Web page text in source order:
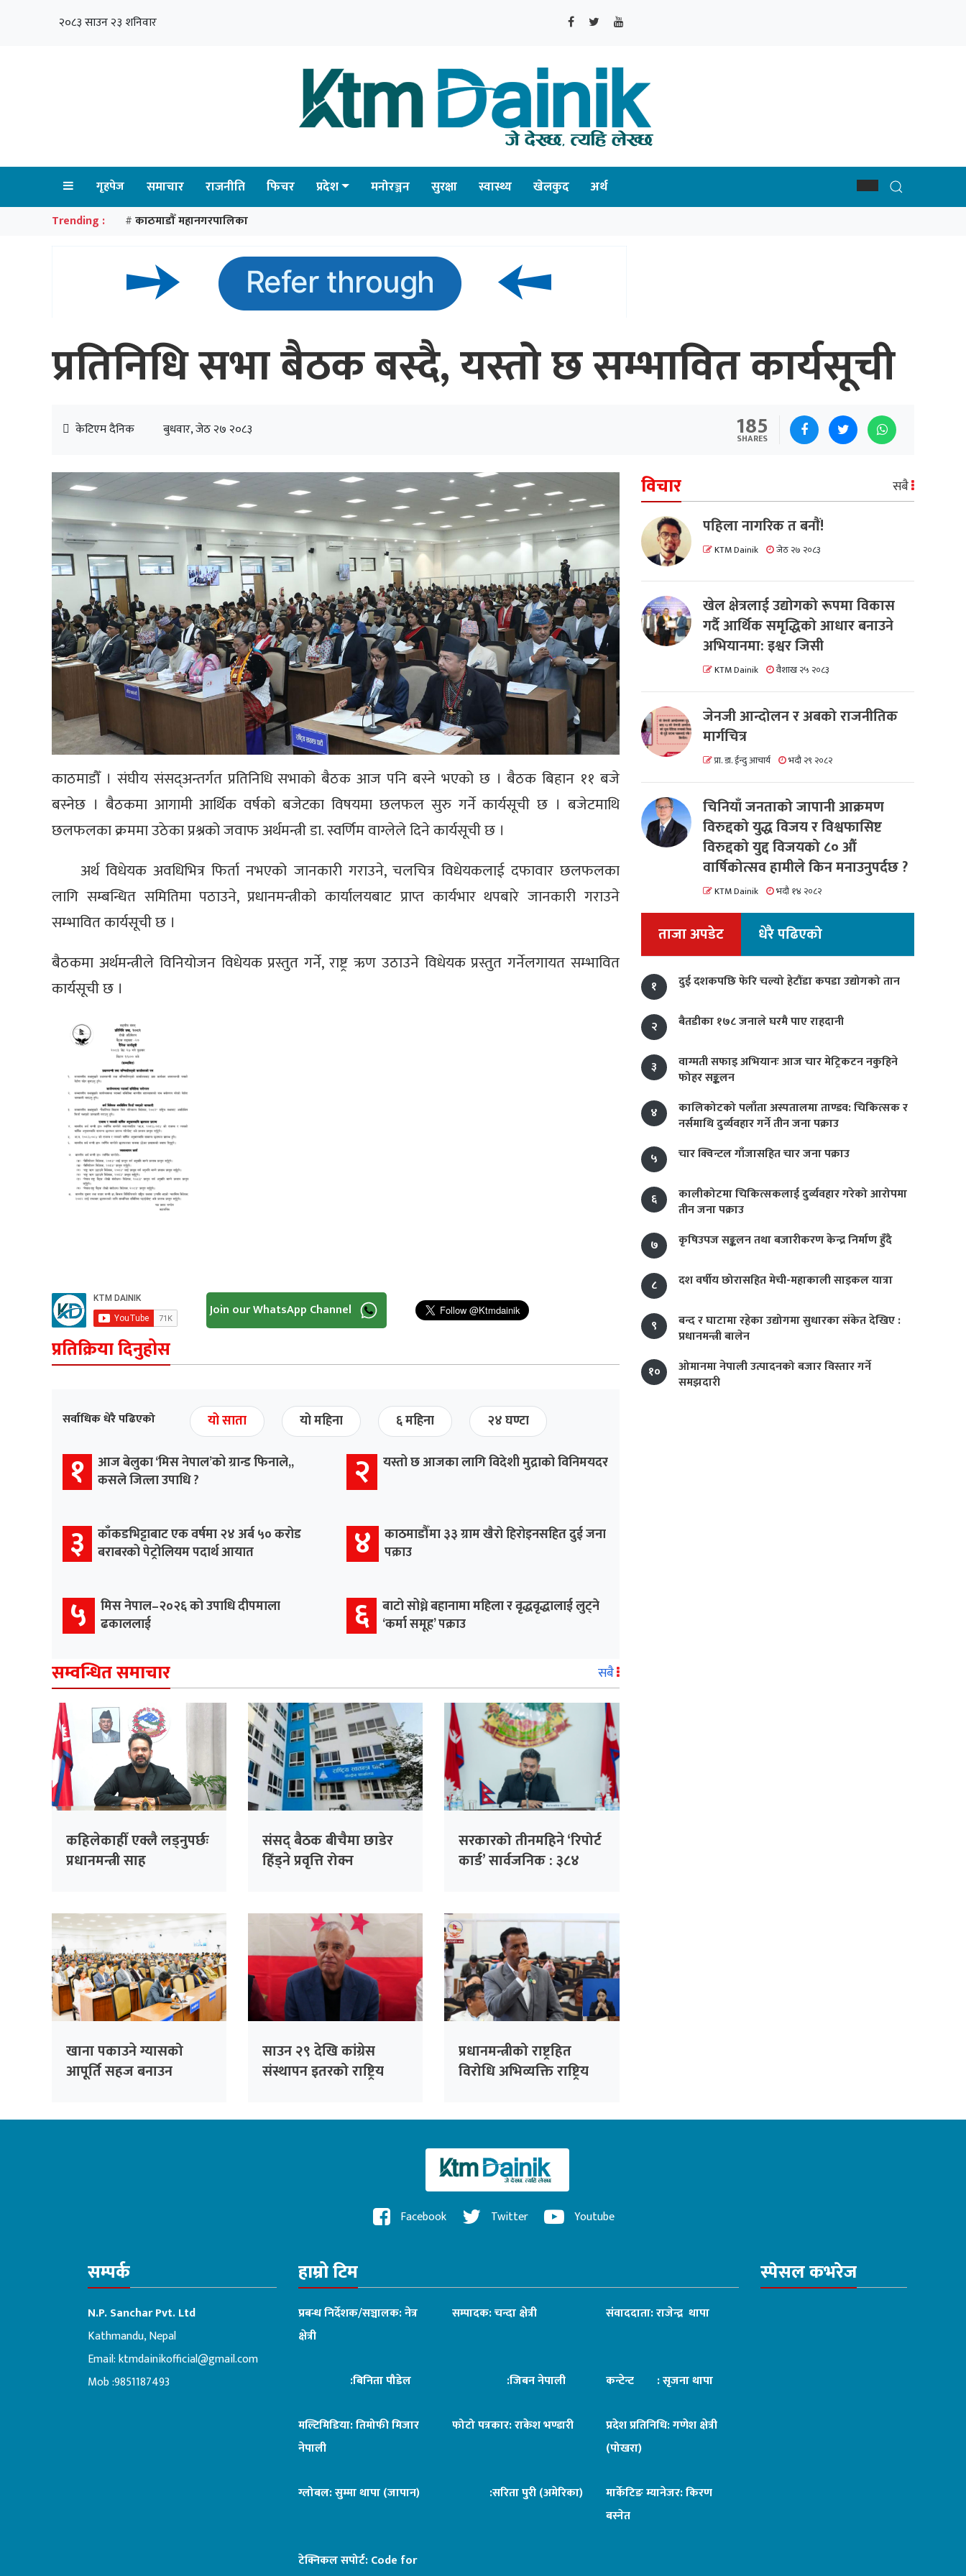
२०८३ साउन २३ शनिवार
गृहपेज समाचार राजनीति फिचर प्रदेश मनोरञ्जन सुरक्षा स्वास्थ्य खेलकुद अर्थ
Trending : # काठमाडौँ महानगरपालिका
प्रतिनिधि सभा बैठक बस्दै, यस्तो छ सम्भावित कार्यसूची
केटिएम दैनिक बुधवार, जेठ २७ २०८३ 185
SHARES
काठमाडौँ । संघीय संसद्अन्तर्गत प्रतिनिधि सभाको बैठक आज पनि बस्ने भएको छ । बैठक बिहान ११ बजे
बस्नेछ । बैठकमा आगामी आर्थिक वर्षको बजेटका विषयमा छलफल सुरु गर्ने कार्यसूची छ । बजेटमाथि
छलफलका क्रममा उठेका प्रश्नको जवाफ अर्थमन्त्री डा. स्वर्णिम वाग्लेले दिने कार्यसूची छ ।
अर्थ विधेयक अवधिभित्र फिर्ता नभएको जानकारी गराउने, चलचित्र विधेयकलाई दफावार छलफलका
लागि सम्बन्धित समितिमा पठाउने, प्रधानमन्त्रीको कार्यालयबाट प्राप्त कार्यभार थपबारे जानकारी गराउने
सम्भावित कार्यसूची छ ।
बैठकमा अर्थमन्त्रीले विनियोजन विधेयक प्रस्तुत गर्ने, राष्ट्र ऋण उठाउने विधेयक प्रस्तुत गर्नेलगायत सम्भावित
कार्यसूची छ ।
Join our WhatsApp Channel
प्रतिक्रिया दिनुहोस
सर्वाधिक धेरै पढिएको यो साता यो महिना ६ महिना २४ घण्टा
१
आज बेलुका ‘मिस नेपाल’को ग्रान्ड फिनाले,,
कसले जित्ला उपाधि ?
२ यस्तो छ आजका लागि विदेशी मुद्राको विनिमयदर
३
काँकडभिट्टाबाट एक वर्षमा २४ अर्ब ५० करोड
बराबरको पेट्रोलियम पदार्थ आयात
४
काठमाडौँमा ३३ ग्राम खैरो हिरोइनसहित दुई जना
पक्राउ
५
मिस नेपाल–२०२६ को उपाधि दीपमाला
ढकाललाई
६ बाटो सोध्ने बहानामा महिला र वृद्धवृद्धालाई लुट्ने
‘कर्मा समूह’ पक्राउ
सम्वन्धित समाचार सबै
कहिलेकाहीँ एक्लै लड्नुपर्छः
प्रधानमन्त्री साह
संसद् बैठक बीचैमा छाडेर
हिँड्ने प्रवृत्ति रोक्न
विश्लेषण गरिँदै
सरकारको तीनमहिने ‘रिपोर्ट
कार्ड’ सार्वजनिक : ३८४
खाना पकाउने ग्यासको
आपूर्ति सहज बनाउन
साउन २९ देखि कांग्रेस
संस्थापन इतरको राष्ट्रिय
प्रधानमन्त्रीको राष्ट्रहित
विरोधि अभिव्यक्ति राष्ट्रिय
विचार सबै
पहिला नागरिक त बनाैं!
KTM Dainik जेठ २७ २०८३
खेल क्षेत्रलाई उद्योगको रूपमा विकास
गर्दै आर्थिक समृद्धिको आधार बनाउने
अभियानमा: इश्वर जिसी
KTM Dainik वैशाख २५ २०८३
जेनजी आन्दोलन र अबको राजनीतिक
मार्गचित्र
प्रा. डा. ईन्दु आचार्य भदौ २९ २०८२
चिनियाँ जनताको जापानी आक्रमण
विरुद्दको युद्ध विजय र विश्वफासिष्ट
विरुद्दको युद्द विजयको ८० औं
वार्षिकोत्सव हामीले किन मनाउनुपर्दछ ?
KTM Dainik भदौ १४ २०८२
ताजा अपडेट धेरै पढिएको
१ दुई दशकपछि फेरि चल्यो हेटौंडा कपडा उद्योगको तान
२ बैतडीका १७८ जनाले घरमै पाए राहदानी
३
वाग्मती सफाइ अभियानः आज चार मेट्रिकटन नकुहिने
फोहर सङ्कलन
४
कालिकोटको पलाँता अस्पतालमा ताण्डव: चिकित्सक र
नर्समाथि दुर्व्यवहार गर्ने तीन जना पक्राउ
५
चार क्विन्टल गाँजासहित चार जना पक्राउ
६
कालीकोटमा चिकित्सकलाई दुर्व्यवहार गरेको आरोपमा
तीन जना पक्राउ
७
कृषिउपज सङ्कलन तथा बजारीकरण केन्द्र निर्माण हुँदै
८ दश वर्षीय छोरासहित मेची-महाकाली साइकल यात्रा
९
बन्द र घाटामा रहेका उद्योगमा सुधारका संकेत देखिए :
प्रधानमन्त्री बालेन
१०
ओमानमा नेपाली उत्पादनको बजार विस्तार गर्ने
समझदारी
Facebook Twitter Youtube
सम्पर्क
N.P. Sanchar Pvt. Ltd
Kathmandu, Nepal
Email:ktmdainikofficial@gmail.com
Mob :9851187493
हाम्रो टिम
प्रबन्ध निर्देशक/सञ्चालक: नेत्र
क्षेत्री
सम्पादक: चन्दा क्षेत्री संवाददाता: राजेन्द्र थापा
:बिनिता पौडेल :जिबन नेपाली कन्टेन्ट : सृजना थापा
मल्टिमिडिया: तिमोफी मिजार
नेपाली
फोटो पत्रकार: राकेश भण्डारी
प्रदेश प्रतिनिधि: गणेश क्षेत्री
(पोखरा)
ग्लोबल: सुम्मा थापा (जापान) :सरिता पुरी (अमेरिका)
मार्केटिङ म्यानेजर: किरण
बस्नेत
टेक्निकल सपोर्ट:Code for
स्पेसल कभरेज